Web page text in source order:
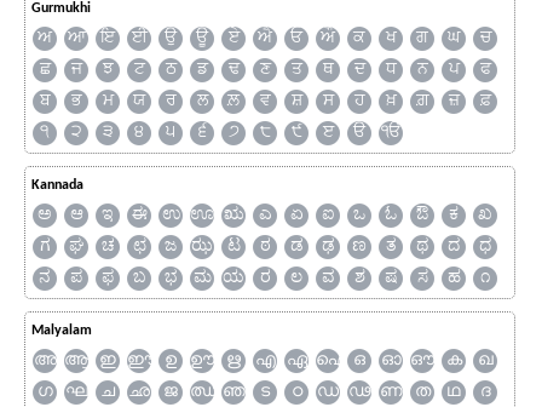
Gurmukhi
ਅ ਆ ਇ ਈ ਉ ਊ ਏ ਐ ਓ ਔ ਕ ਖ ਗ ਘ
ਚ
ਛ
ਜ ਝ ਟ ਠ ਡ ਢ ਣ ਤ ਥ ਦ ਧ ਨ ਪ
ਫ
ਬ
ਭ ਮ ਯ ਰ ਲ ਲ਼ ਵ ਸ਼ ਸ ਹ ਖ਼ ਗ਼ ਜ਼
ਫ਼
੧
੨ ੩ ੪ ੫ ੬ ੭ ੮ ੯ ੲ ੳ ੴ
Kannada
ಅ ಆ ಇ ಈ ಉ ಊ ಋ ಎ ಏ ಐ ಒ ಓ ಔ ಕ
ಖ
ಗ
ಘ ಚ ಛ ಜ ಝ ಟ ಠ ಡ ಢ ಣ ತ ಥ ದ
ಧ
ನ
ಪ ಫ ಬ ಭ ಮ ಯ ರ ಲ ವ ಶ ಷ ಸ ಹ ೧
Malyalam
അ ആ ഇ ഈ ഉ ഊ ഋ എ ഏ ഐ ഒ ഓ ഔ ക
ഖ
ഗ
ഘ ച ഛ ജ ഝ ഞ ട ഠ ഡ ഢ ണ ത ഥ
ദ